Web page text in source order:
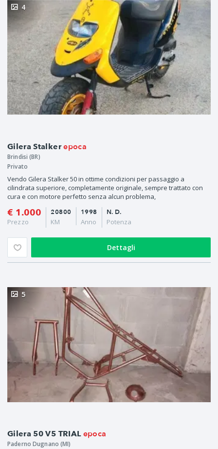
Gilera Stalkerepoca
4
Brindisi (BR)
Privato
Vendo Gilera Stalker 50 in ottime condizioni per passaggio a
cilindrata superiore, completamente originale, sempre trattato con
cura e con motore perfetto senza alcun problema,
€ 1.000
Prezzo
1998
Anno
20800
KM
N. D.
Potenza
Dettagli
Gilera 50 V5 TRIAL epoca
5
Paderno Dugnano (MI)